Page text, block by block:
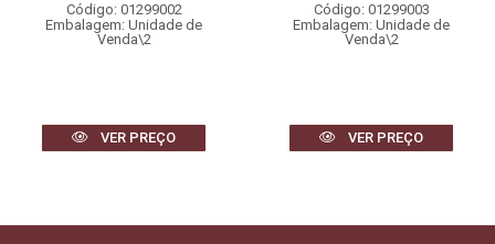
Código: 01299002
Embalagem: Unidade de
Venda\2
VER PREÇO
Código: 01299003
Embalagem: Unidade de
Venda\2
VER PREÇO